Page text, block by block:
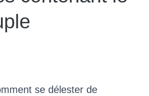
se délester de